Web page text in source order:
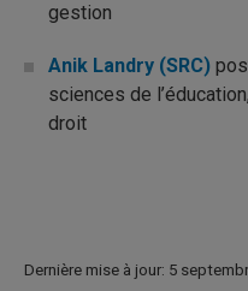
gestion
Anik Landry (SRC)
sciences de
droit
Dernière mise à jour: 5